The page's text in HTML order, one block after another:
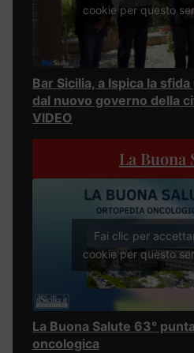
cookie per questo
Bar Sicilia, a Ispica la
dal nuovo governo della
VIDEO
La Buona
Fai clic per
cookie per questo
La Buona Salute 63°
oncologica